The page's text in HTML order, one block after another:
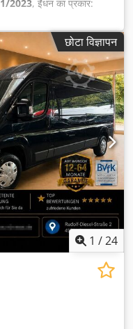
2023, ईंधन का प्रकार:
स्टेबिलिटी प्रोग्राम
केंद्रीय लॉकिंग, छोटा विज्ञापन
1 /24